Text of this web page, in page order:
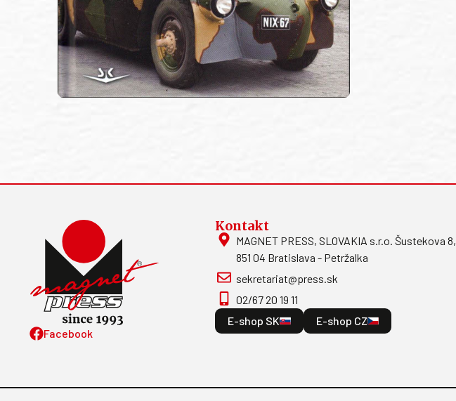
Facebook
Kontakt
MAGNET PRESS, SLOVAKIA s.r.o. Šustekova 8,
851 04 Bratislava - Petržalka
sekretariat@press.sk
02/67 20 19 11
E-shop SK
E-shop CZ